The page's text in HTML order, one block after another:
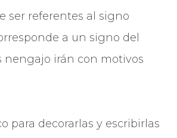
ser referentes al signo
a un signo del
nengajo irán con motivos
para decorarlas y escribirlas